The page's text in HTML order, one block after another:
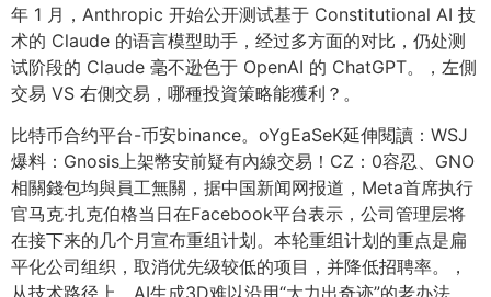
年 1 月，Anthropic 开始公开测试基于 Constitutional AI 技
术的 Claude 的语言模型助手，经过多方面的对比，仍处测
试阶段的 Claude 毫不逊色于 OpenAI 的 ChatGPT。，左側
交易 VS 右側交易，哪種投資策略能獲利？。
比特币合约平台-币安binance。oYgEaSeK延伸閱讀：WSJ
爆料：Gnosis上架幣安前疑有內線交易！CZ：0容忍、GNO
相關錢包均與員工無關，据中国新闻网报道，Meta首席执行
官马克·扎克伯格当日在Facebook平台表示，公司管理层将
在接下来的几个月宣布重组计划。本轮重组计划的重点是扁
平化公司组织，取消优先级较低的项目，并降低招聘率。，